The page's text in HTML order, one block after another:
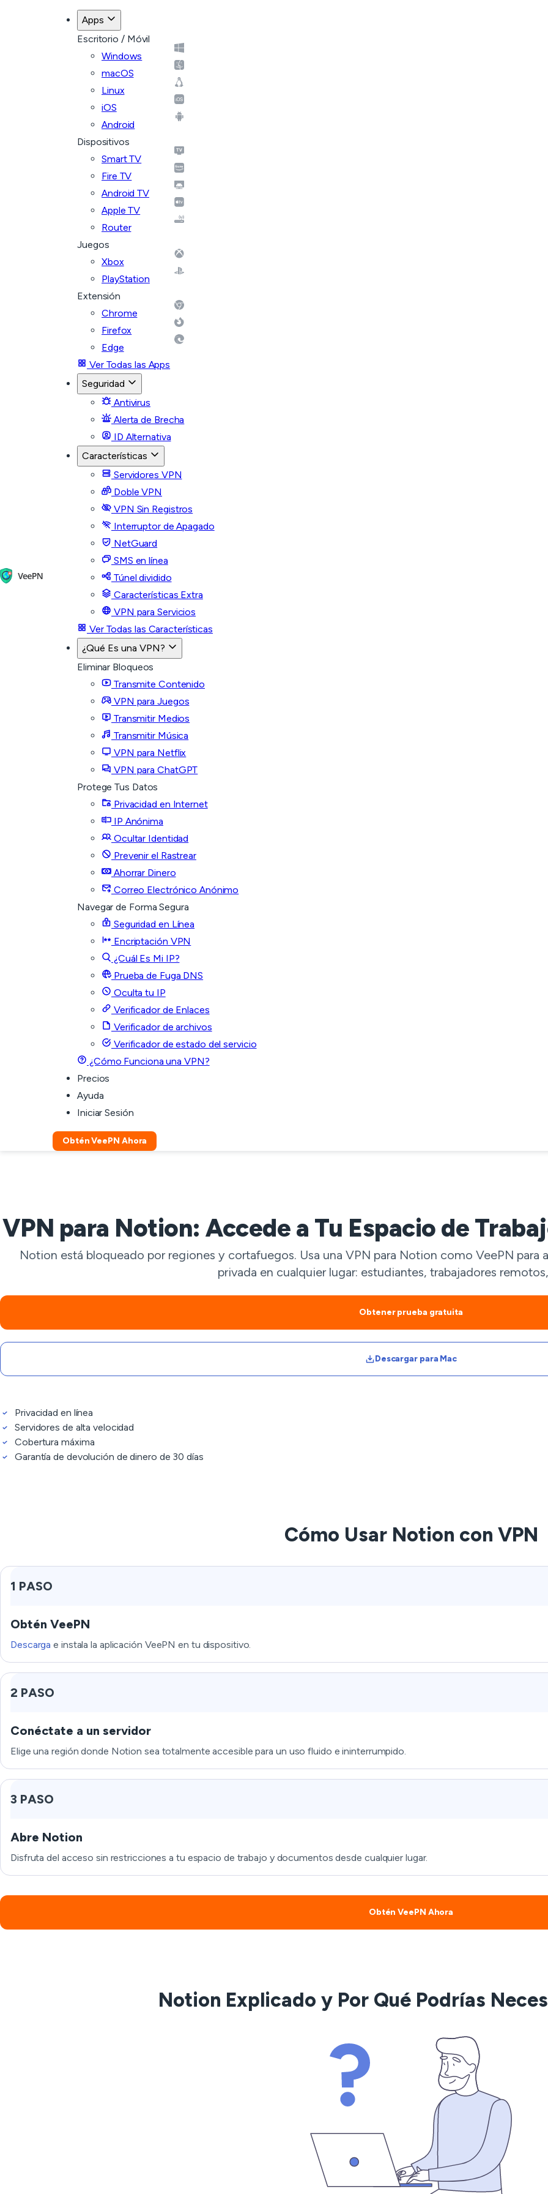
Apps
Escritorio / Móvil
Windows
macOS
Linux
iOS
Android
Dispositivos
Smart TV
Fire TV
Android TV
Apple TV
Router
Juegos
Xbox
PlayStation
Extensión
Chrome
Firefox
Edge
Ver Todas las Apps
Seguridad
Antivirus
Alerta de Brecha
ID Alternativa
Características
Servidores VPN
Doble VPN
VPN Sin Registros
Interruptor de Apagado
NetGuard
SMS en línea
Túnel dividido
Características Extra
VPN para Servicios
Ver Todas las Características
¿Qué Es una VPN?
Eliminar Bloqueos
Transmite Contenido
VPN para Juegos
Transmitir Medios
Transmitir Música
VPN para Netflix
VPN para ChatGPT
Protege Tus Datos
Privacidad en Internet
IP Anónima
Ocultar Identidad
Prevenir el Rastrear
Ahorrar Dinero
Correo Electrónico Anónimo
Navegar de Forma Segura
Seguridad en Línea
Encriptación VPN
¿Cuál Es Mi IP?
Prueba de Fuga DNS
Oculta tu IP
Verificador de Enlaces
Verificador de archivos
Verificador de estado del servicio
¿Cómo Funciona una VPN?
Precios
Ayuda
Iniciar Sesión
Obtén VeePN Ahora
VPN para Notion: Accede a Tu Espacio de
Notion está bloqueado por regiones y cortafuegos. Usa una VPN para Notion como VeePN para
privada en cualquier lugar: estudiantes, trabajadores
Obtener prueba gratuita
Descargar para Mac
Privacidad en línea
Servidores de alta velocidad
Cobertura máxima
Garantía de devolución de dinero de 30 días
Cómo Usar Notion con VPN
1 PASO
Obtén VeePN
Descarga e instala la aplicación VeePN en tu dispositivo.
2 PASO
Conéctate a un servidor
Elige una región donde Notion sea totalmente accesible para un uso fluido e ininterrumpido.
3 PASO
Abre Notion
Disfruta del acceso sin restricciones a tu espacio de trabajo y documentos desde cualquier lugar.
Obtén VeePN Ahora
Notion Explicado y Por Qué Podrías